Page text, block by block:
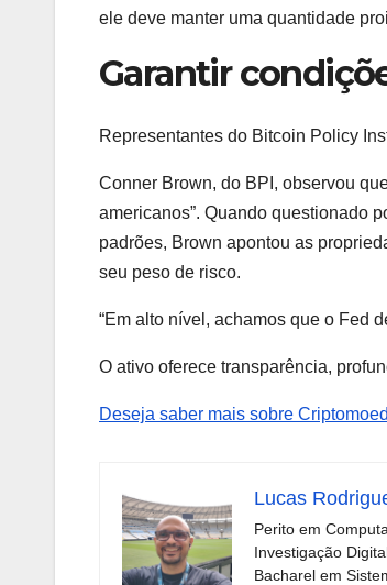
ele deve manter uma quantidade
Garantir
Representantes do Bitcoin Policy
Conner Brown, do BPI, observou
americanos”. Quando questionado
padrões, Brown apontou as
seu peso de risco.
“Em alto nível, achamos que o Fed
O ativo oferece transparência,
Deseja saber mais sobre
Lucas
Perito em
Investigação
Bacharel em